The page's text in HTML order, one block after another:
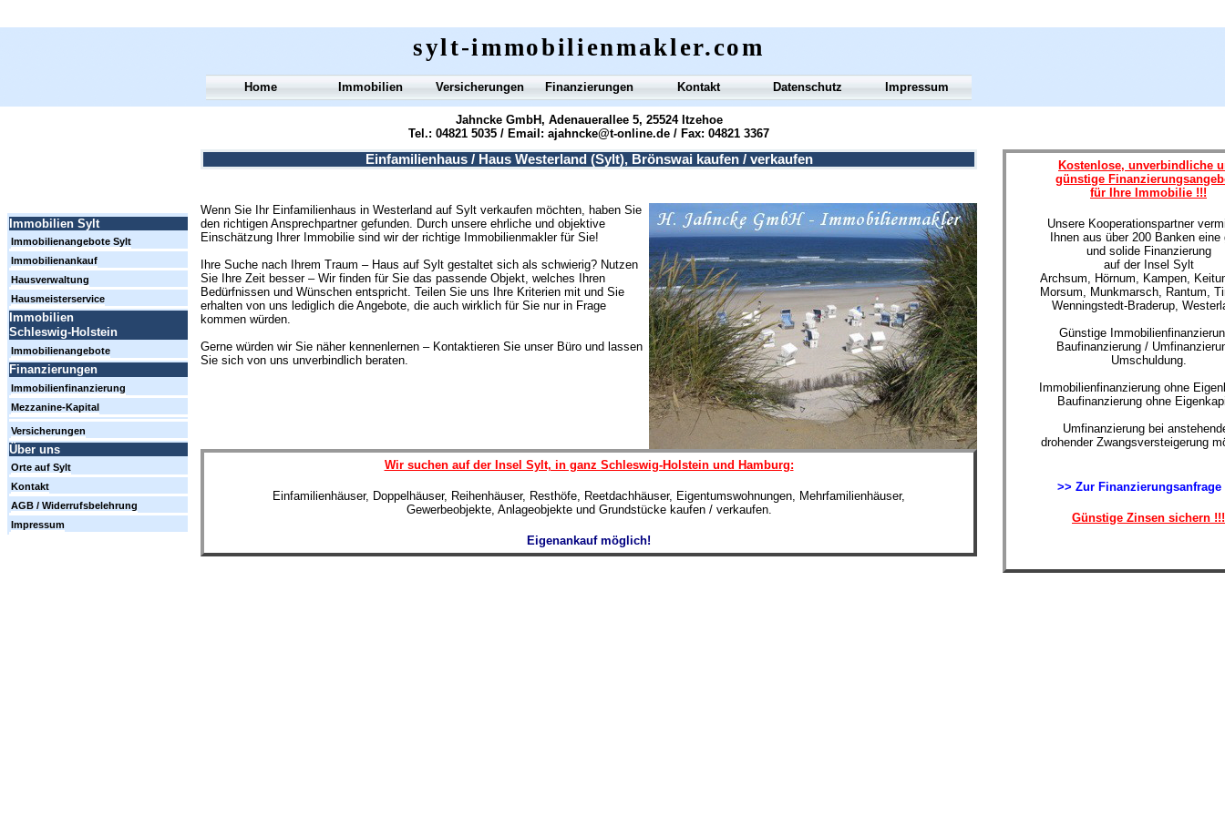
Einfamilienhaus / Haus Westerland (Sylt), Brönswai kaufen / verkaufen
Jahncke GmbH, Adenauerallee 5, 25524 Itzehoe
Tel.: 04821 5035 / Email: ajahncke@t-online.de / Fax: 04821 3367
sylt-immobilienmakler.com
Wenn Sie Ihr Einfamilienhaus in Westerland auf Sylt verkaufen möchten, haben Sie
den richtigen Ansprechpartner gefunden. Durch unsere ehrliche und objektive
Einschätzung Ihrer Immobilie sind wir der richtige Immobilienmakler für Sie!
Ihre Suche nach Ihrem Traum – Haus auf Sylt gestaltet sich als schwierig? Nutzen
Sie Ihre Zeit besser – Wir finden für Sie das passende Objekt, welches Ihren
Bedürfnissen und Wünschen entspricht. Teilen Sie uns Ihre Kriterien mit und Sie
erhalten von uns lediglich die Angebote, die auch wirklich für Sie nur in Frage
kommen würden.
Gerne würden wir Sie näher kennenlernen – Kontaktieren Sie unser Büro und lassen
Sie sich von uns unverbindlich beraten.
Wir suchen auf der Insel Sylt, in ganz Schleswig-Holstein und Hamburg:
Einfamilienhäuser, Doppelhäuser, Reihenhäuser, Resthöfe, Reetdachhäuser, Eigentumswohnungen, Mehrfamilienhäuser,
Gewerbeobjekte, Anlageobjekte und Grundstücke kaufen / verkaufen.
Eigenankauf möglich!
Home Immobilien Versicherungen Finanzierungen Kontakt Datenschutz Impressum
Immobilien Sylt
Immobilienangebote Sylt
Immobilienankauf
Hausverwaltung
Hausmeisterservice
Immobilien
Schleswig-Holstein
Immobilienangebote
Finanzierungen
Immobilienfinanzierung
Mezzanine-Kapital
Versicherungen
Über uns
Orte auf Sylt
Kontakt
AGB / Widerrufsbelehrung
Impressum
Kostenlose, unverbindliche
günstige
für Ihre Immobilie !!!
Unsere Kooperationspartner
Ihnen aus über 200 Banken eine
und solide Finanzierung
auf der Insel Sylt
Archsum, Hörnum, Kampen,
Morsum, Munkmarsch, Rantum,
Wenningstedt-Braderup,
Günstige
Baufinanzierung /
Umschuldung.
Immobilienfinanzierung ohne
Baufinanzierung ohne
Umfinanzierung bei
drohender Zwangsversteigerung
>> Zur Finanzierungsanfrage
Günstige Zinsen sichern !!!